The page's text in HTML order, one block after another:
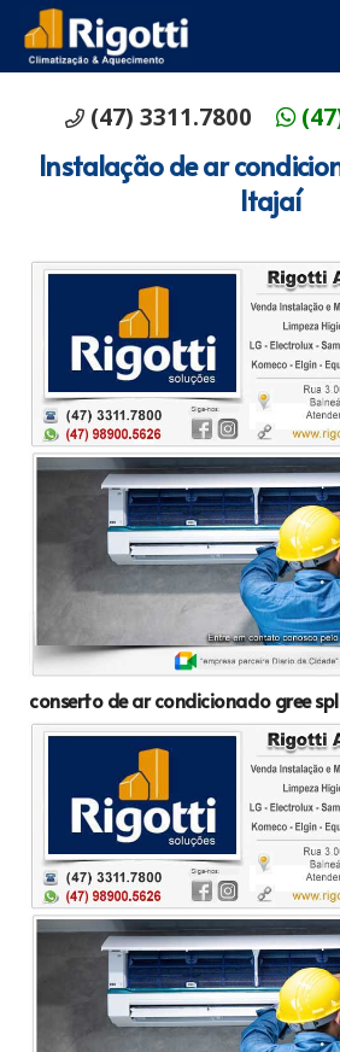
(47) 3311.7800
Instalação de ar
Itajaí
conserto de ar condicionado gree